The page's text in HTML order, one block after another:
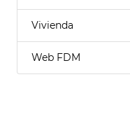
Vivienda
Web FDM